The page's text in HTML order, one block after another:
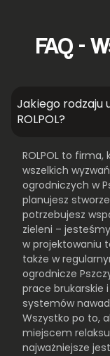
FAQ -
Jakiego rodzaju
ROLPOL?
ROLPOL to
wszelkich
ogrodniczych w
planujesz
potrzebujesz
zieleni –
w projektowaniu
także w
ogrodnicze
prace brukarskie
systemów
Wszystko po to,
miejscem
najważniejsze